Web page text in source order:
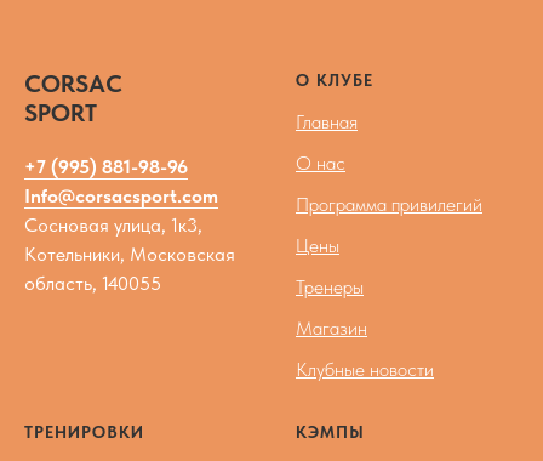
CORSAC
SPORT
+7 (995) 881-98-96
Info@corsacsport.com
Сосновая улица, 1к3,
Котельники, Московская
область, 140055
О КЛУБЕ
Главная
О нас
Программа привилегий
Цены
Тренеры
Магазин
Клубные новости
ТРЕНИРОВКИ КЭМПЫ